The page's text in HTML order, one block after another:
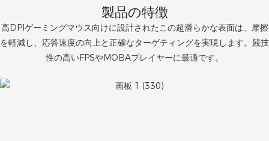
製品の特徴
高DPIゲーミングマウス向けに設計されたこの超滑らかな表面は、摩擦
を軽減し、応答速度の向上と正確なターゲティングを実現します。競技
性の高いFPSやMOBAプレイヤーに最適です。